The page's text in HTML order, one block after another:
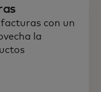
con un
la